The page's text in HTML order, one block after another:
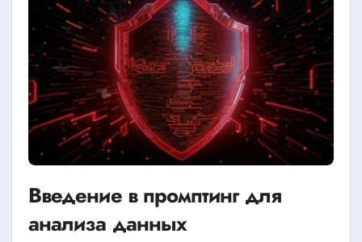
Введение в промптинг для
анализа данных